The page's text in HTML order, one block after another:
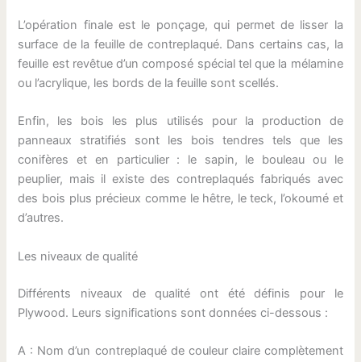
L’opération finale est le ponçage, qui permet de lisser la
surface de la feuille de contreplaqué. Dans certains cas, la
feuille est revêtue d’un composé spécial tel que la mélamine
ou l’acrylique, les bords de la feuille sont scellés.
Enfin, les bois les plus utilisés pour la production de
panneaux stratifiés sont les bois tendres tels que les
conifères et en particulier : le sapin, le bouleau ou le
peuplier, mais il existe des contreplaqués fabriqués avec
des bois plus précieux comme le hêtre, le teck, l’okoumé et
d’autres.
Les niveaux de qualité
Différents niveaux de qualité ont été définis pour le
Plywood. Leurs significations sont données ci-dessous :
A : Nom d’un contreplaqué de couleur claire complètement